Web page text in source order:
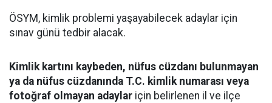
ÖSYM, kimlik problemi yaşayabilecek adaylar için
sınav günü tedbir alacak.
Kimlik kartını kaybeden, nüfus cüzdanı bulunmayan
ya da nüfus cüzdanında T.C. kimlik numarası veya
fotoğraf olmayan adaylar için belirlenen il ve ilçe